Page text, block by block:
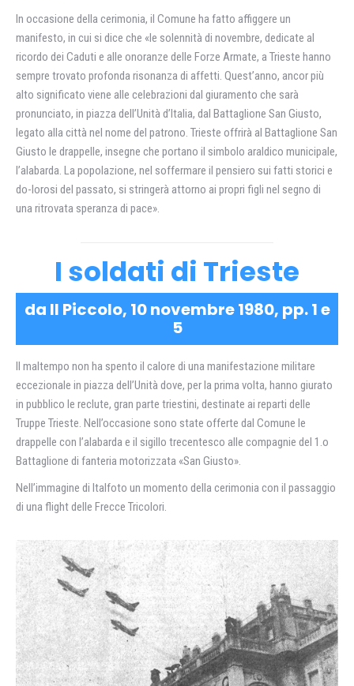
In occasione della cerimonia, il Comune ha fatto affiggere un
manifesto, in cui si dice che «le solennità di novembre, dedicate al
ricordo dei Caduti e alle onoranze delle Forze Armate, a Trieste hanno
sempre trovato profonda risonanza di affetti. Quest’anno, ancor più
alto significato viene alle celebrazioni dal giuramento che sarà
pronunciato, in piazza dell’Unità d’Italia, dal Battaglione San Giusto,
legato alla città nel nome del patrono. Trieste offrirà al Battaglione San
Giusto le drappelle, insegne che portano il simbolo araldico municipale,
l’alabarda. La popolazione, nel soffermare il pensiero sui fatti storici e
do-lorosi del passato, si stringerà attorno ai propri figli nel segno di
una ritrovata speranza di pace».
I soldati di Trieste
da Il Piccolo, 10 novembre 1980, pp. 1 e
5
Il maltempo non ha spento il calore di una manifestazione militare
eccezionale in piazza dell’Unità dove, per la prima volta, hanno giurato
in pubblico le reclute, gran parte triestini, destinate ai reparti delle
Truppe Trieste. Nell’occasione sono state offerte dal Comune le
drappelle con l’alabarda e il sigillo trecentesco alle compagnie del 1.o
Battaglione di fanteria motorizzata «San Giusto».
Nell’immagine di Italfoto un momento della cerimonia con il passaggio
di una flight delle Frecce Tricolori.